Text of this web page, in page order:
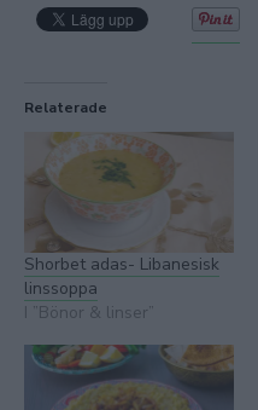
Relaterade
Shorbet adas- Libanesisk
linssoppa
I ”Bönor & linser”